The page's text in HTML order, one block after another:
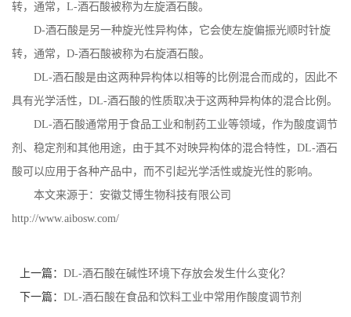
态
产
展
厅
转，通常， L-酒石酸被称为左旋酒石酸。
D-酒石酸是另一种旋光性异构体，它会使左旋偏振光顺时针旋
转，通常， D-酒石酸被称为右旋酒石酸。
DL-酒石酸是由这两种异构体以相等的比例混合而成的，因此不
具有光学活性， DL-酒石酸的性质取决于这两种异构体的混合比例。
DL-酒石酸通常用于食品工业和制药工业等领域，作为酸度调节
剂、稳定剂和其他用途，由于其不对映异构体的混合特性， DL-酒石
酸可以应用于各种产品中，而不引起光学活性或旋光性的影响。
本文来源于：安徽艾博生物科技有限公司
http://www.aibosw.com/
上一篇： DL-酒石酸在碱性环境下存放会发生什么变化？
下一篇： DL-酒石酸在食品和饮料工业中常用作酸度调节剂